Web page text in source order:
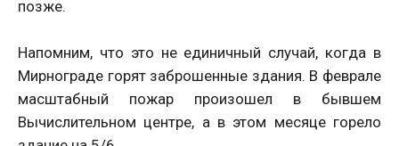
позже.
Напомним, что это не единичный случай, когда в
Мирнограде горят заброшенные здания. В феврале
масштабный пожар произошел в бывшем
Вычислительном центре, а в этом месяце горело